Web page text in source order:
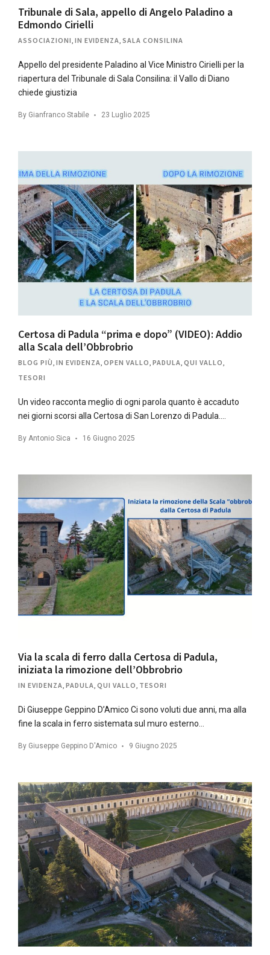
Tribunale di Sala, appello di Angelo Paladino a
Edmondo Cirielli
ASSOCIAZIONI IN EVIDENZA SALA CONSILINA
Appello del presidente Paladino al Vice Ministro Cirielli per la
riapertura del Tribunale di Sala Consilina: il Vallo di Diano
chiede giustizia
By Gianfranco Stabile 23 Luglio 2025
Certosa di Padula “prima e dopo” (VIDEO): Addio
alla Scala dell’Obbrobrio
BLOG PIÙ IN EVIDENZA OPEN VALLO PADULA QUI VALLO
TESORI
Un video racconta meglio di ogni parola quanto è accaduto
nei giorni scorsi alla Certosa di San Lorenzo di Padula….
By Antonio Sica 16 Giugno 2025
Via la scala di ferro dalla Certosa di Padula,
iniziata la rimozione dell’Obbrobrio
IN EVIDENZA, PADULA, QUI VALLO, TESORI
Di Giuseppe Geppino D’Amico Ci sono voluti due anni, ma alla
fine la scala in ferro sistemata sul muro esterno…
By Giuseppe Geppino D'Amico 9 Giugno 2025